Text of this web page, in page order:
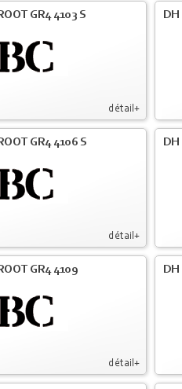
détail+
GR4 4103 S DH
détail+
GR4 4106 S DH
détail+
GR4 4109 DH